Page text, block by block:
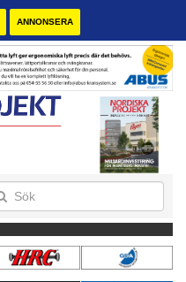
ANNONSERA